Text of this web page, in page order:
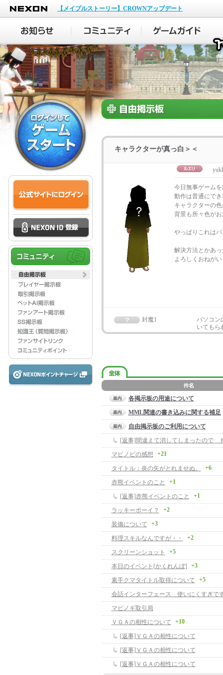
NEXON
【メイプルストーリー】CROWNアップデート
キャラクターが真っ白＞＜
今日無事ゲーム
動作は普通にで
キャラクターの
背景も所々色が
やっぱりこれは
解決方法とかあ
よろしくおねが
封魔1
パソコン
いてもら
各掲示板の用途について
MML関連の書き込みに関する補足
自由掲示板のご利用について
マビノビの感想 +21
タイトル：炎の矢がとれませぬ。 +6
赤熊イベントのこと +1
[返事]赤熊イベントのこと +1
ラッキーボーイ？ +2
装備について +3
料理スキルなんですが・・ +2
スクリーンショット +5
本日のイベント[かくれんぼ] +3
素手クマタイトル取得について +5
会話インターフェース 使いにくすぎで
マビノギ取引局
ＶＧＡの相性について
+10
[返事]ＶＧＡの相性について
[返事]ＶＧＡの相性について
[返事]ＶＧＡの相性について